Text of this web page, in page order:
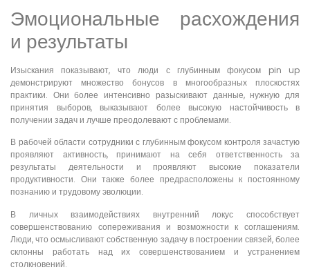
Эмоциональные расхождения
и результаты
Изыскания показывают, что люди с глубинным фокусом pin up
демонстрируют множество бонусов в многообразных плоскостях
практики. Они более интенсивно разыскивают данные, нужную для
принятия выборов, выказывают более высокую настойчивость в
получении задач и лучше преодолевают с проблемами.
В рабочей области сотрудники с глубинным фокусом контроля зачастую
проявляют активность, принимают на себя ответственность за
результаты деятельности и проявляют высокие показатели
продуктивности. Они также более предрасположены к постоянному
познанию и трудовому эволюции.
В личных взаимодействиях внутренний локус способствует
совершенствованию сопереживания и возможности к соглашениям.
Люди, что осмысливают собственную задачу в построении связей, более
склонны работать над их совершенствованием и устранением
столкновений.